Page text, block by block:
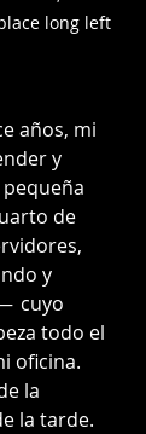
long left
años, mi
y
de
y
cuyo
todo el
oficina.
la
la tarde.